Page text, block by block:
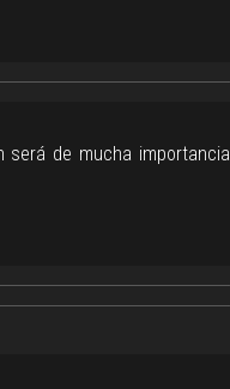
de mucha importancia